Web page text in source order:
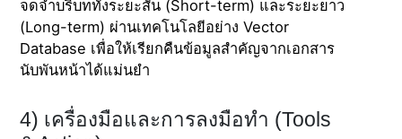
จดจำบริบททั้งระยะสั้น (Short-term) และระยะยาว
(Long-term) ผ่านเทคโนโลยีอย่าง Vector
Database เพื่อให้เรียกคืนข้อมูลสำคัญจากเอกสาร
นับพันหน้าได้แม่นยำ
4) เครื่องมือและการลงมือทำ (Tools